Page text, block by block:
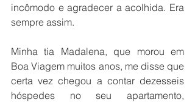
incômodo e agradecer a acolhida. Era
sempre assim.
Minha tia Madalena, que morou em
Boa Viagem muitos anos, me disse que
certa vez chegou a contar dezesseis
hóspedes no seu apartamento,